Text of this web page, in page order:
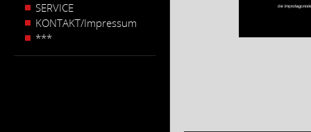
SERVICE
KONTAKT/Impressum
***